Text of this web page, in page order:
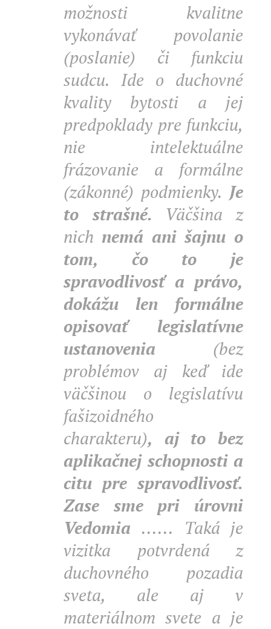
možnosti kvalitne
vykonávať povolanie
(poslanie) či funkciu
sudcu. Ide o duchovné
kvality bytosti a jej
predpoklady pre funkciu,
nie intelektuálne
frázovanie a formálne
(zákonné) podmienky. Je
to strašné. Väčšina z
nich nemá ani šajnu o
tom, čo to je
spravodlivosť a právo,
dokážu len formálne
opisovať legislatívne
ustanovenia (bez
problémov aj keď ide
väčšinou o legislatívu
fašizoidného
charakteru), aj to bez
aplikačnej schopnosti a
citu pre spravodlivosť.
Zase sme pri úrovni
Vedomia ......
Taká je
vizitka potvrdená z
duchovného pozadia
sveta, ale aj v
materiálnom svete a je